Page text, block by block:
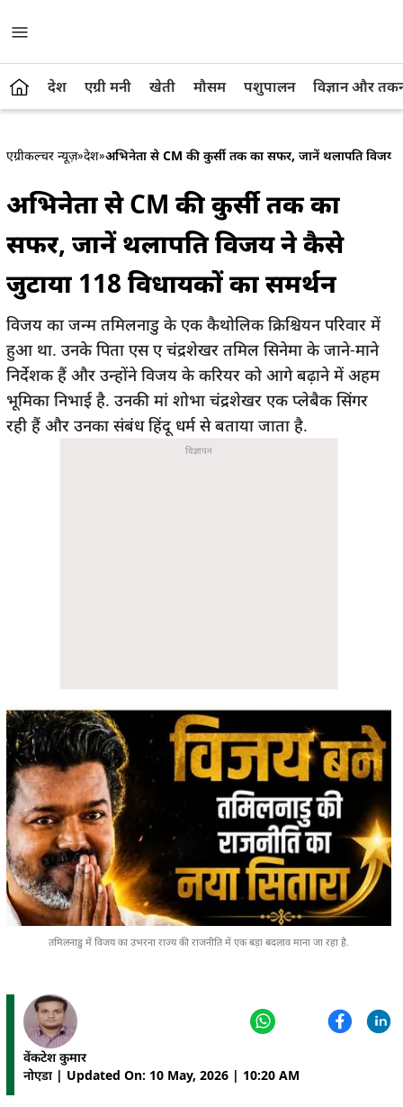
देश एग्री मनी खेती मौसम पशुपालन विज्ञान और
एग्रीकल्चर न्यूज़»देश»अभिनेता से CM की कुर्सी तक का सफर, जानें थलापति विजय
अभिनेता से CM की कुर्सी तक का
सफर, जानें थलापति विजय ने कैसे
जुटाया 118 विधायकों का समर्थन
विजय का जन्म तमिलनाडु के एक कैथोलिक क्रिश्चियन परिवार में
हुआ था. उनके पिता एस ए चंद्रशेखर तमिल सिनेमा के जाने-माने
निर्देशक हैं और उन्होंने विजय के करियर को आगे बढ़ाने में अहम
भूमिका निभाई है. उनकी मां शोभा चंद्रशेखर एक प्लेबैक सिंगर
रही हैं और उनका संबंध हिंदू धर्म से बताया जाता है.
तमिलनाडु में विजय का उभरना राज्य की राजनीति में एक बड़ा बदलाव माना जा रहा है.
वेंकटेश कुमार
नोएडा | Updated On: 10 May, 2026 | 10:20 AM